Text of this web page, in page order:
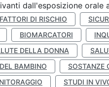
dall'esposizione orale
FATTORI DI RISCHIO
BIOMARCATORI
DELLA DONNA
BAMBINO
SOSTANZE
STUDI IN